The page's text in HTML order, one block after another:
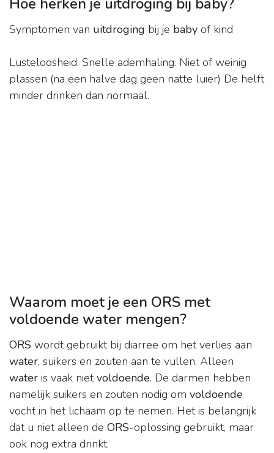
Symptomen van uitdroging bij je baby of kind
Lusteloosheid. Snelle ademhaling. Niet of weinig
plassen (na een halve dag geen natte luier) De helft
minder drinken dan normaal.
Waarom moet je een ORS met
voldoende water mengen?
ORS wordt gebruikt bij diarree om het verlies aan
water, suikers en zouten aan te vullen. Alleen
water is vaak nietvoldoende. De darmen hebben
namelijk suikers en zouten nodig om voldoende
vocht in het lichaam op te nemen. Het is belangrijk
dat u niet alleen de ORS-oplossing gebruikt, maar
ook nog extra drinkt.